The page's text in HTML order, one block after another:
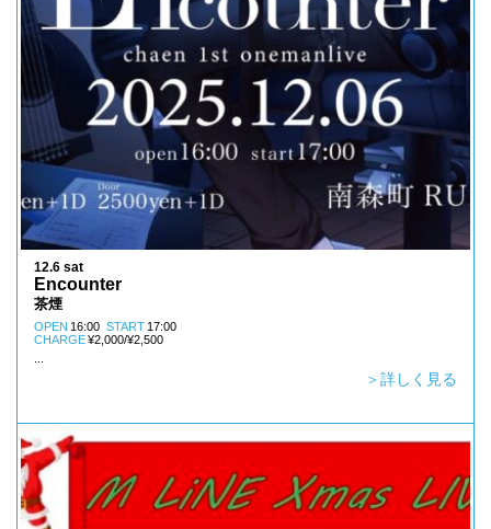
12.6 sat
Encounter
茶煙
OPEN 16:00 START 17:00
CHARGE¥2,000/¥2,500
＞詳しく見る